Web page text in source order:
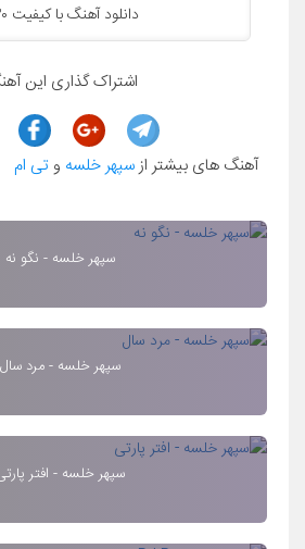
دانلود آهنگ با کیفیت ۳۲۰
اشتراک گذاری این
آهنگ های بیشتر ازسپهر خلسه و تی ام
سپهر خلسه - نگو نه
سپهر خلسه - مرد سال
سپهر خلسه - افتر